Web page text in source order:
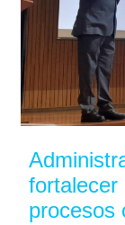
fortalecer
procesos